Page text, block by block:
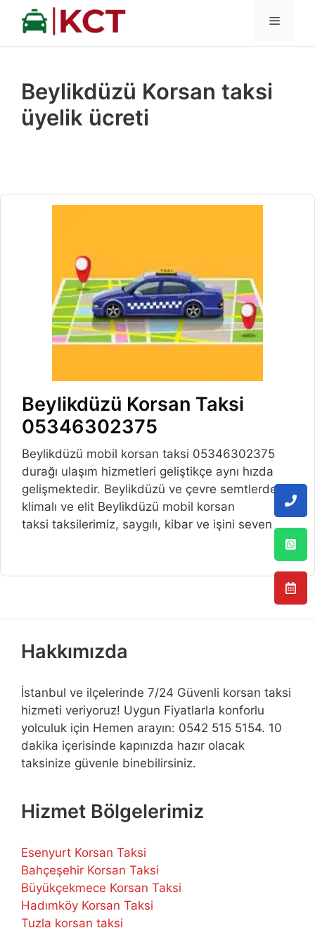
İçeriğe
MENÜ
Beylikdüzü Korsan taksi
üyelik ücreti
Beylikdüzü Korsan Taksi
05346302375
Beylikdüzü mobil korsan taksi 05346302375
durağı ulaşım hizmetleri geliştikçe aynı hızda
gelişmektedir. Beylikdüzü ve çevre semtlerde,
klimalı ve elit Beylikdüzü mobil korsan
taksi taksilerimiz, saygılı, kibar ve işini seven
Hakkımızda
İstanbul ve ilçelerinde 7/24 Güvenli korsan taksi
hizmeti veriyoruz! Uygun Fiyatlarla konforlu
yolculuk için Hemen arayın: 0542 515 5154. 10
dakika içerisinde kapınızda hazır olacak
taksinize güvenle binebilirsiniz.
Hizmet Bölgelerimiz
Esenyurt Korsan Taksi
Bahçeşehir Korsan Taksi
Büyükçekmece Korsan Taksi
Hadımköy Korsan Taksi
Tuzla korsan taksi